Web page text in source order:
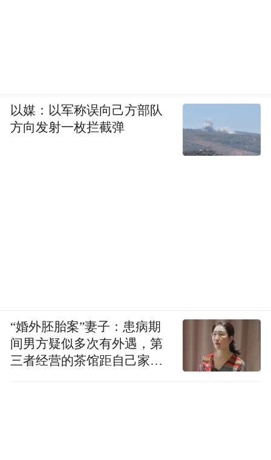
以媒：以军称误向己方部队
方向发射一枚拦截弹
“婚外胚胎案”妻子：患病期
间男方疑似多次有外遇，第
三者经营的茶馆距自己家步